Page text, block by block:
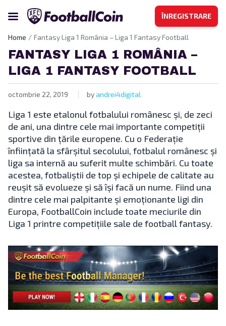
ÎNREGISTRARE
Home Fantasy Liga 1 România – Liga 1 Fantasy Football
FANTASY LIGA 1 ROMÂNIA –
LIGA 1 FANTASY FOOTBALL
octombrie 22, 2019 byandrei4digital
Liga 1 este etalonul fotbalului românesc și, de zeci
de ani, una dintre cele mai importante competiții
sportive din țările europene. Cu o Federație
înființată la sfârșitul secolului, fotbalul românesc și
liga sa internă au suferit multe schimbări. Cu toate
acestea, fotbaliștii de top și echipele de calitate au
reușit să evolueze și să își facă un nume. Fiind una
dintre cele mai palpitante și emoționante ligi din
Europa, FootballCoin include toate meciurile din
Liga 1 printre competițiile sale de football fantasy.